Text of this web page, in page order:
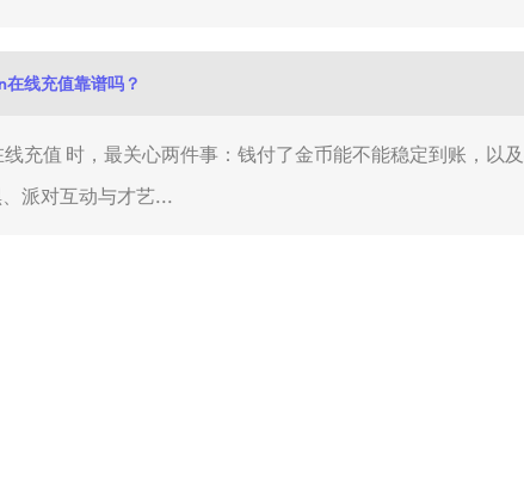
在线充值靠谱吗？
充值 时，最关心两件事：钱付了金币能不能稳定到账，以
派对互动与才艺...